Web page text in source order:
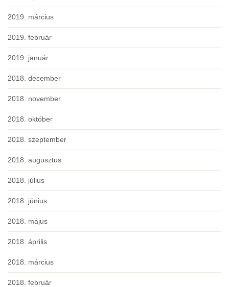
2019. március
2019. február
2019. január
2018. december
2018. november
2018. október
2018. szeptember
2018. augusztus
2018. július
2018. június
2018. május
2018. április
2018. március
2018. február